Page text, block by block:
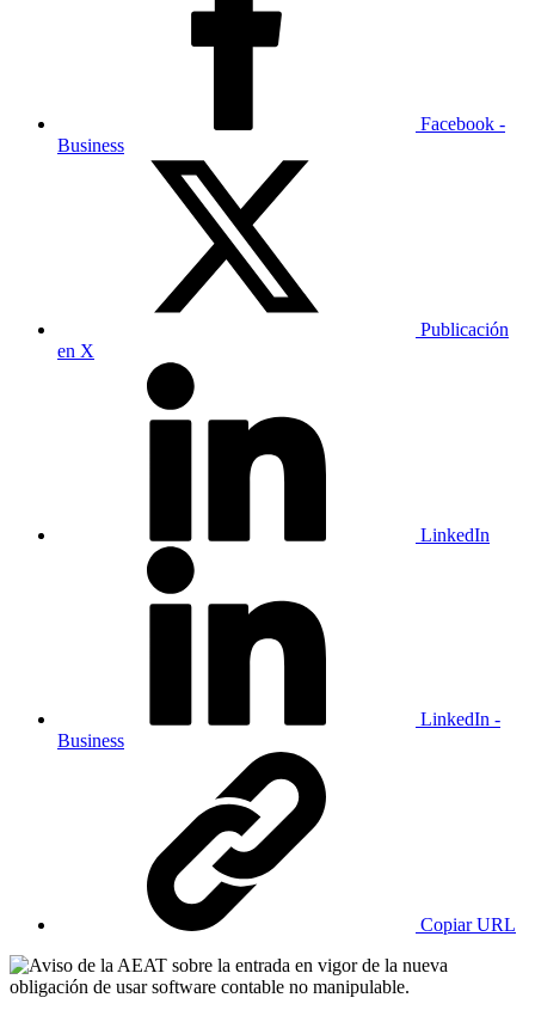
Facebook -
Business
Publicación
en X
LinkedIn
LinkedIn -
Business
Copiar URL